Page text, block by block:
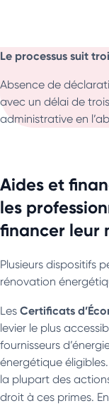
Le processus suit
Absence de
avec un délai de
administrative en
Aides et
les
financer leur
Plusieurs dispositifs
rénovation
Les Certificats
levier le plus
fournisseurs
énergétique
la plupart des
droit à ces primes.